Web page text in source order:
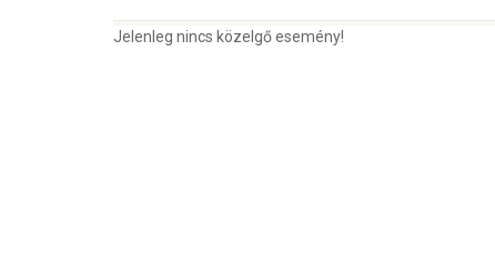
Jelenleg nincs közelgő esemény!